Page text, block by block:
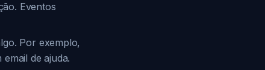
Eventos
Por exemplo,
de ajuda.